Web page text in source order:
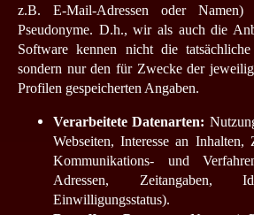
z.B. E-Mail-Adressen oder Namen)
Pseudonyme. D.h., wir als auch die
Software kennen nicht die
sondern nur den für Zwecke der
Profilen gespeicherten Angaben.
Verarbeitete Datenarten:
Webseiten, Interesse an Inhalten,
Kommunikations- und
Adressen, Zeitangaben,
Einwilligungsstatus).